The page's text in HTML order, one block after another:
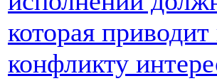
которая
конфликту